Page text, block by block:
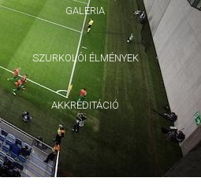
GALÉRIA
SZURKOLÓI ÉLMÉNYEK
AKKREDITÁCIÓ